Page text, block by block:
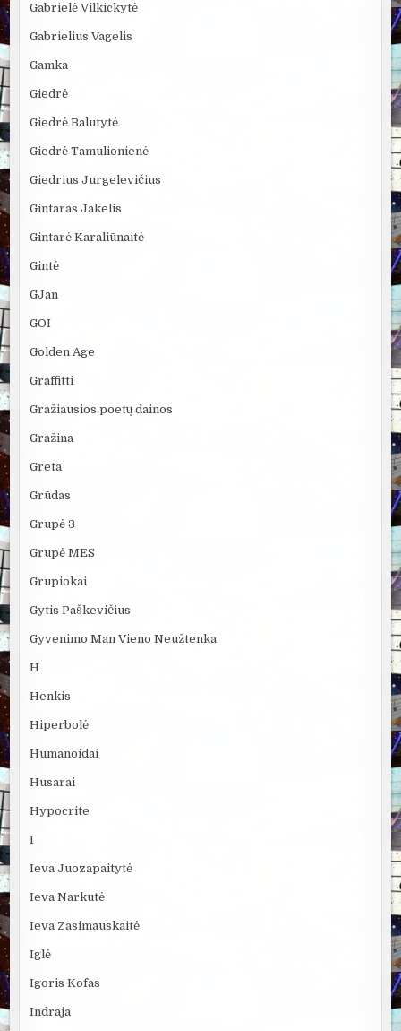
Gabrielė Vilkickytė
Gabrielius Vagelis
Gamka
Giedrė
Giedrė Balutytė
Giedrė Tamulionienė
Giedrius Jurgelevičius
Gintaras Jakelis
Gintarė Karaliūnaitė
Gintė
GJan
GOI
Golden Age
Graffitti
Gražiausios poetų dainos
Gražina
Greta
Grūdas
Grupė 3
Grupė MES
Grupiokai
Gytis Paškevičius
Gyvenimo Man Vieno Neužtenka
H
Henkis
Hiperbolė
Humanoidai
Husarai
Hypocrite
I
Ieva Juozapaitytė
Ieva Narkutė
Ieva Zasimauskaitė
Iglė
Igoris Kofas
Indraja